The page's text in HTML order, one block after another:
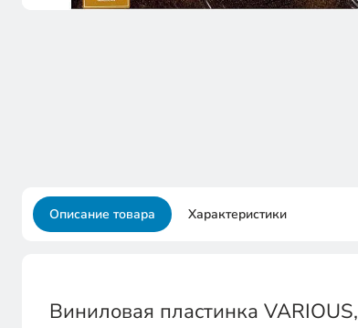
Описание товара Характеристики
Виниловая пластинка